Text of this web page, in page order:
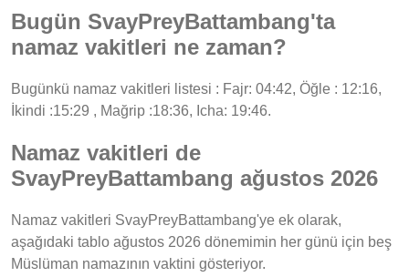
Bugün SvayPreyBattambang'ta
namaz vakitleri ne zaman?
Bugünkü namaz vakitleri listesi : Fajr: 04:42, Öğle : 12:16,
İkindi :15:29 , Mağrip :18:36, Icha: 19:46.
Namaz vakitleri de
SvayPreyBattambang ağustos 2026
Namaz vakitleri SvayPreyBattambang'ye ek olarak,
aşağıdaki tablo ağustos 2026 dönemimin her günü için beş
Müslüman namazının vaktini gösteriyor.